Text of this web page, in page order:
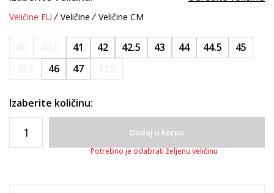
Veličine EU Veličine Veličine CM
41 42 42.5 43 44 44.5
45
46 47
Izaberite količinu:
Dodaj u korpu
Potrebno je odabrati željenu veličinu